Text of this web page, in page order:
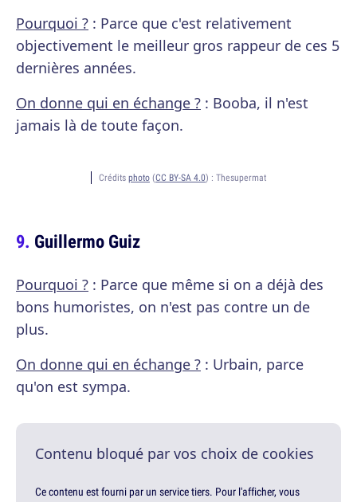
Pourquoi ? : Parce que c'est relativement
objectivement le meilleur gros rappeur de ces 5
dernières années.
On donne qui en échange ? : Booba, il n'est
jamais là de toute façon.
Crédits photo (CC BY-SA 4.0) : Thesupermat
Guillermo Guiz
Pourquoi ? : Parce que même si on a déjà des
bons humoristes, on n'est pas contre un de
plus.
On donne qui en échange ? : Urbain, parce
qu'on est sympa.
Contenu bloqué par vos choix de cookies
Ce contenu est fourni par un service tiers. Pour l'afficher, vous